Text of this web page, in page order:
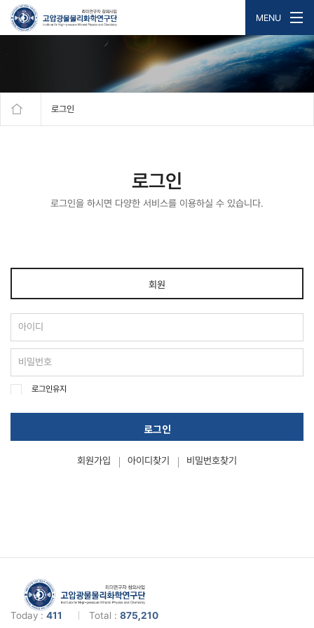
MENU
로그인
로그인
로그인을 하시면 다양한 서비스를 이용하실 수 있습니다.
회원
로그인유지
로그인
회원가입 아이디찾기 비밀번호찾기
Today : 411 Total : 875,210